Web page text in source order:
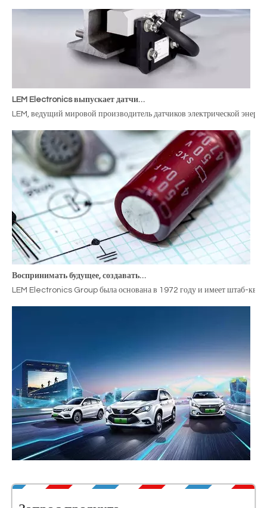
LEM, ведущий мировой производитель датчиков электрической
LEM Electronics Group была основана в 1972 году и имеет штаб-